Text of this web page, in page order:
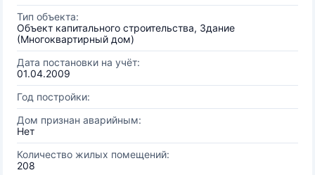
Тип объекта:
Объект капитального строительства, Здание
(Многоквартирный дом)
Дата постановки на учёт:
01.04.2009
Год постройки:
Дом признан аварийным:
Нет
Количество жилых помещений:
208